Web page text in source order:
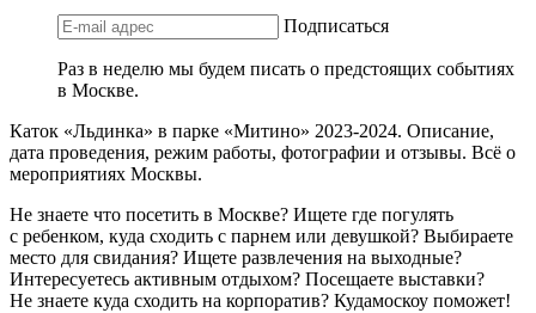
Подписаться
Раз в неделю мы будем писать о предстоящих событиях
в Москве.
Каток «Льдинка» в парке «Митино» 2023-2024. Описание,
дата проведения, режим работы, фотографии и отзывы. Всё о
мероприятиях Москвы.
Не знаете что посетить в Москве? Ищете где погулять
с ребенком, куда сходить с парнем или девушкой? Выбираете
место для свидания? Ищете развлечения на выходные?
Интересуетесь активным отдыхом? Посещаете выставки?
Не знаете куда сходить на корпоратив? Кудамоскоу поможет!